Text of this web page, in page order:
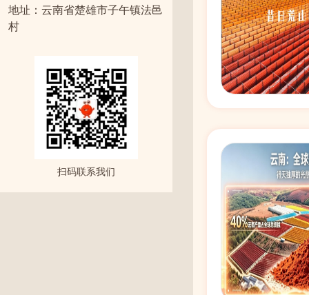
地址：云南省楚雄市子午镇法邑
村
扫码联系我们